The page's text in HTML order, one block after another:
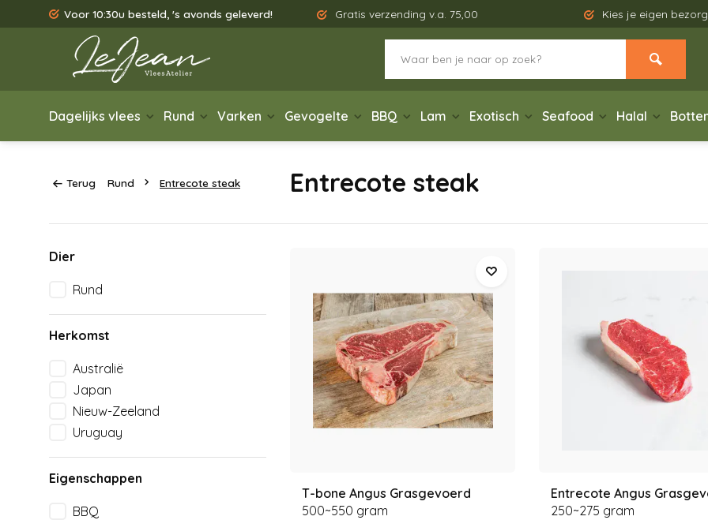
Voor 10:30u besteld, 's avonds geleverd! Gratis verzending v.a. 75,00 Kies je eigen
Dagelijks vlees Rund Varken Gevogelte BBQ Lam Exotisch Seafood Halal
Terug Rund Entrecote steak Entrecote steak
Dier
Rund
Herkomst
Australië
Japan
Nieuw-Zeeland
Uruguay
Eigenschappen
BBQ
T-bone Angus Grasgevoerd
500~550 gram
Entrecote Angus
250~275 gram